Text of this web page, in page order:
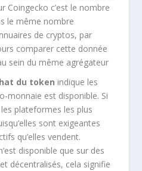
Coingecko c’est le nombre
le même nombre
de cryptos, par
comparer cette donnée
sein du même agrégateur
du token indique les
monnaie est disponible. Si
plateformes les plus
sont exigeantes
qu’elles vendent.
disponible que sur des
décentralisés, cela signifie